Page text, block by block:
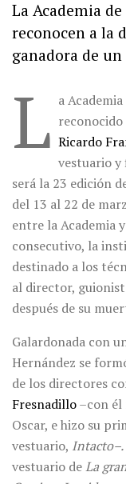
La Academia
reconocen a la
ganadora de
L a
reconocido
Ricardo
vestuario y
será la 23 edición
del 13 al 22 de
entre la Academia
consecutivo, la
destinado a los
al director,
después de su
Galardonada con
Hernández se
de los directores
Fresnadillo–con él
Oscar, e hizo su
vestuario, Intacto–.
vestuario deLa